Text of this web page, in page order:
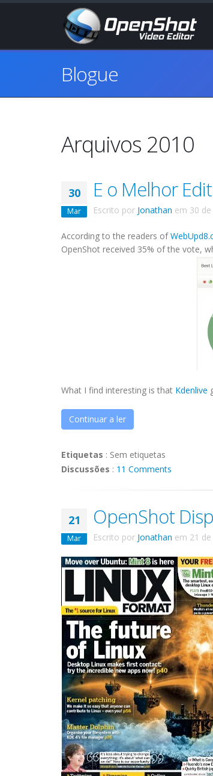
Blogue
Arquivos 2010
30
Mar
E o Melhor
Escrito por Jonathan em 30
According to the readers of
OpenShot received 35% of the vote,
What I find interesting is that Kdenlive
Continuar a ler
Etiquetas : Sem etiquetas
Discussões : 11 Comments
21
Mar
OpenShot
Escrito por Jonathan em 21